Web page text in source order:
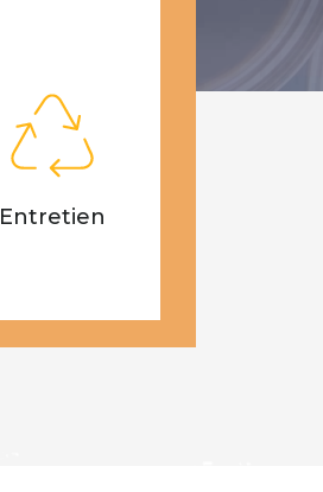
Entretien